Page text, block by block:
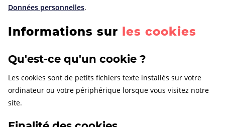
Données personnelles.
Informations sur les cookies
Qu'est-ce qu'un cookie ?
Les cookies sont de petits fichiers texte installés sur votre
ordinateur ou votre périphérique lorsque vous visitez notre
site.